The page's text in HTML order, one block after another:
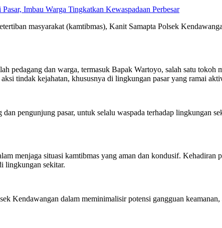
Perbesar
masyarakat (kamtibmas), Kanit Samapta Polsek
pedagang dan warga, termasuk Bapak Wartoyo, salah satu tokoh
tindak kejahatan, khususnya di lingkungan pasar yang ramai
pengunjung pasar, untuk selalu waspada terhadap lingkungan
menjaga situasi kamtibmas yang aman dan kondusif. Kehadiran
lingkungan sekitar.
Kendawangan dalam meminimalisir potensi gangguan